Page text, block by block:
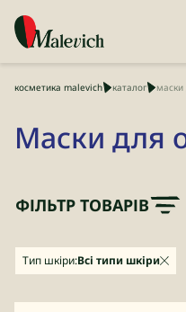
косметика malevich каталог маски
Маски для
ФІЛЬТР ТОВАРІВ
Тип шкіри:Всі типи шкіри